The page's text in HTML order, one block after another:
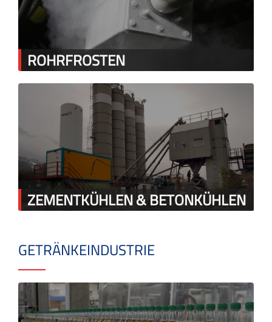
ROHRFROSTEN
ZEMENTKÜHLEN & BETONKÜHLEN
GETRÄNKEINDUSTRIE